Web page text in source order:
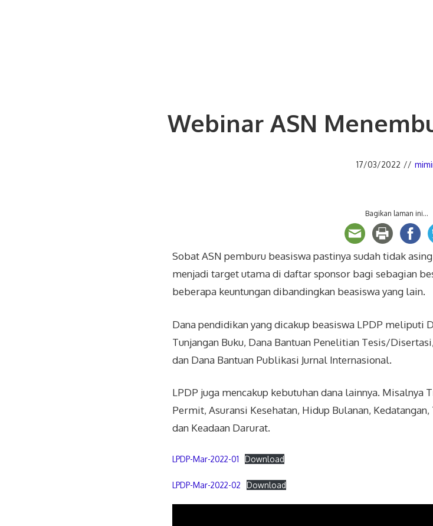
Webinar ASN
17/03/2022 //
Bagikan laman ini...
Sobat ASN pemburu beasiswa pastinya sudah tidak
menjadi target utama di daftar sponsor bagi sebagian
beberapa keuntungan dibandingkan beasiswa yang lain.
Dana pendidikan yang dicakup beasiswa LPDP meliputi
Tunjangan Buku, Dana Bantuan Penelitian Tesis/
dan Dana Bantuan Publikasi Jurnal Internasional.
LPDP juga mencakup kebutuhan dana lainnya. Misalnya
Permit, Asuransi Kesehatan, Hidup Bulanan,
dan Keadaan Darurat.
LPDP-Mar-2022-01 Download
LPDP-Mar-2022-02 Download